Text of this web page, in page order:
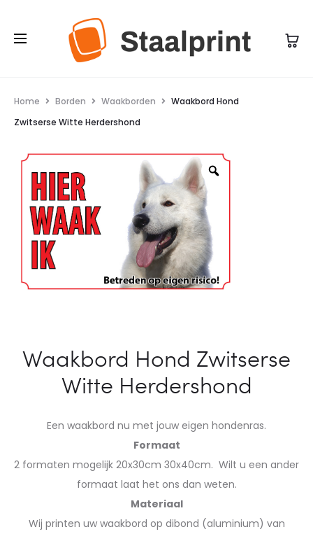
Home Borden Waakborden
Waakbord Hond
Zwitserse Witte Herdershond
Waakbord Hond Zwitserse
Witte Herdershond
Een waakbord nu met jouw eigen hondenras.
Formaat
2 formaten mogelijk 20x30cm 30x40cm. Wilt u een ander
formaat laat het ons dan weten.
Materiaal
Wij printen uw waakbord op dibond (aluminium) van